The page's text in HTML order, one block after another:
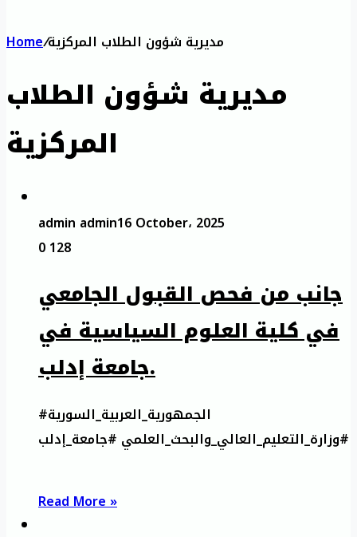
Home/مديرية شؤون الطلاب المركزية
مديرية شؤون الطلاب
المركزية
admin admin16 October، 2025
0128
جانب من فحص القبول الجامعي
في كلية العلوم السياسية في
جامعة إدلب.
#الجمهورية_العربية_السورية
#وزارة_التعليم_العالي_والبحث_العلمي #جامعة_إدلب
Read More »